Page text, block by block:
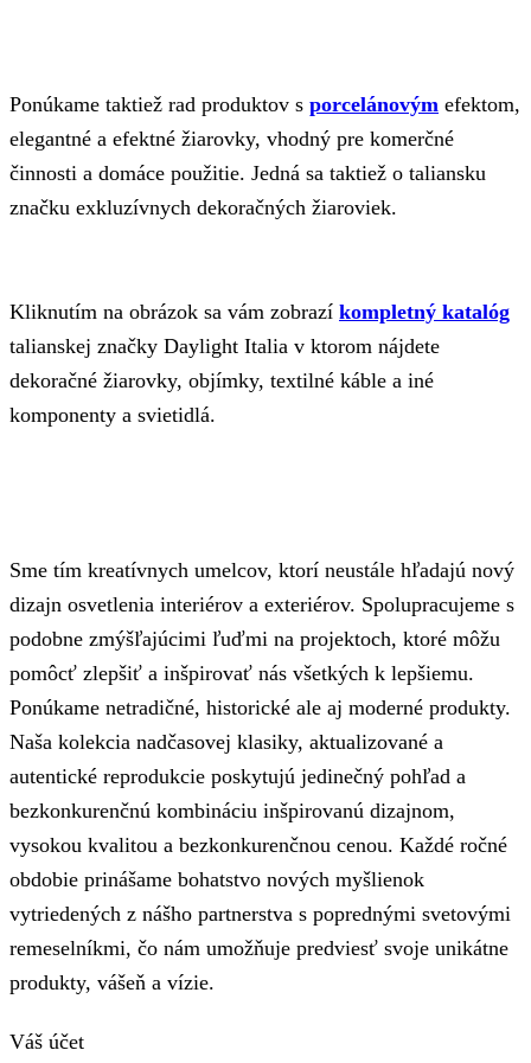
Ponúkame taktiež rad produktov s porcelánovým efektom,
elegantné a efektné žiarovky, vhodný pre komerčné
činnosti a domáce použitie. Jedná sa taktiež o taliansku
značku exkluzívnych dekoračných žiaroviek.
Kliknutím na obrázok sa vám zobrazí kompletný katalóg
talianskej značky Daylight Italia v ktorom nájdete
dekoračné žiarovky, objímky, textilné káble a iné
komponenty a svietidlá.
Sme tím kreatívnych umelcov, ktorí neustále hľadajú nový
dizajn osvetlenia interiérov a exteriérov. Spolupracujeme s
podobne zmýšľajúcimi ľuďmi na projektoch, ktoré môžu
pomôcť zlepšiť a inšpirovať nás všetkých k lepšiemu.
Ponúkame netradičné, historické ale aj moderné produkty.
Naša kolekcia nadčasovej klasiky, aktualizované a
autentické reprodukcie poskytujú jedinečný pohľad a
bezkonkurenčnú kombináciu inšpirovanú dizajnom,
vysokou kvalitou a bezkonkurenčnou cenou. Každé ročné
obdobie prinášame bohatstvo nových myšlienok
vytriedených z nášho partnerstva s poprednými svetovými
remeselníkmi, čo nám umožňuje predviesť svoje unikátne
produkty, vášeň a vízie.
Váš účet